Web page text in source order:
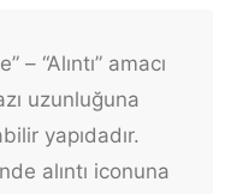
– “Alıntı” amacı
uzunluğuna
yapıdadır.
alıntı iconuna